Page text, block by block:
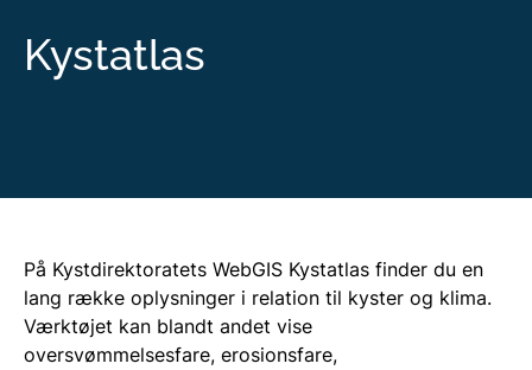
Kystatlas
På Kystdirektoratets WebGIS Kystatlas finder du en
lang række oplysninger i relation til kyster og klima.
Værktøjet kan blandt andet vise
oversvømmelsesfare, erosionsfare,